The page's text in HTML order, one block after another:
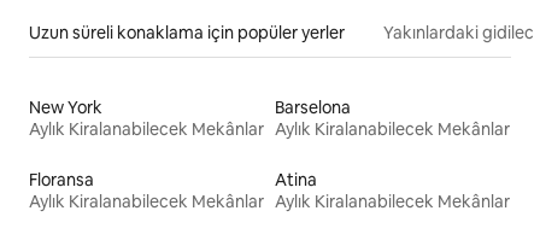
Uzun süreli konaklama için popüler yerler Yakınlardaki
New York
Aylık Kiralanabilecek Mekânlar
Barselona
Aylık Kiralanabilecek Mekânlar
Floransa
Aylık Kiralanabilecek Mekânlar
Atina
Aylık Kiralanabilecek Mekânlar